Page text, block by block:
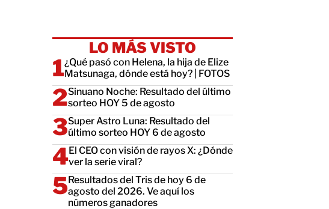
LO MÁS VISTO
¿Qué pasó con Helena, la hija de Elize
Matsunaga, dónde está hoy? | FOTOS
Sinuano Noche: Resultado del último
sorteo HOY 5 de agosto
Super Astro Luna: Resultado del
último sorteo HOY 6 de agosto
El CEO con visión de rayos X: ¿Dónde
ver la serie viral?
Resultados del Tris de hoy 6 de
agosto del 2026. Ve aquí los
números ganadores